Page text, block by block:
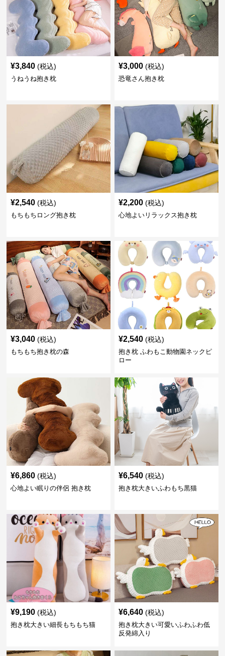
¥3,840 (税込)
うねうね抱き枕
¥3,000 (税込)
恐竜さん抱き枕
¥2,540 (税込)
もちもちロング抱き枕
¥2,200 (税込)
心地よいリラックス抱き枕
¥3,040 (税込)
もちもち抱き枕の森
¥2,540 (税込)
抱き枕 ふわもこ動物園ネックピ
ロー
¥6,860 (税込)
心地よい眠りの伴侶 抱き枕
¥6,540 (税込)
抱き枕大きいふわもち黒猫
¥9,190 (税込)
抱き枕大きい細長もちもち猫
¥6,640 (税込)
抱き枕大きい可愛いふわふわ低
反発綿入り